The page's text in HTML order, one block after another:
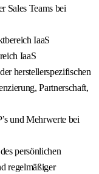
Sales Teams bei
IaaS
IaaS
herstellerspezifischen
Partnerschaft,
und Mehrwerte bei
persönlichen
regelmäßiger